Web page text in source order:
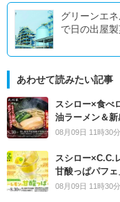
グリーンエ
で日の出屋製
あわせて読みたい記事
スシロー×食べ
油ラーメン＆
08月09日 11時30分
スシロー×C.C.
甘酸っぱパフ
08月09日 11時30分